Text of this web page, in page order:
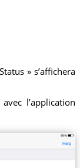
» s’affichera
l’application